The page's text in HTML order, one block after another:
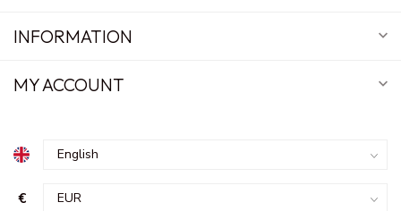
INFORMATION
MY ACCOUNT
€